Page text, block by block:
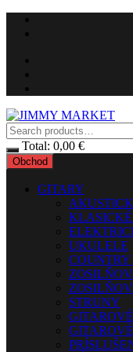
Skip
Total: 0,00 €
Obchod
GITARY
UKULELE
COUNTRY
STRUNY